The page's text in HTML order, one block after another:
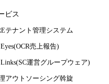
ビス
テナント管理システム
Eyes(OCR売上報告)
Links(SC運営グループウェア)
アウトソーシング斡旋